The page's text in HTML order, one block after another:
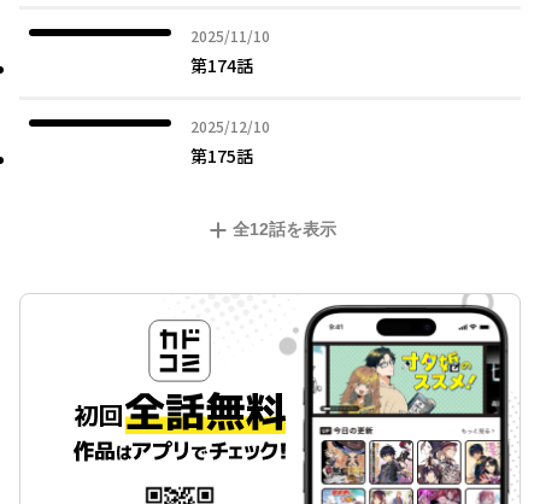
2025/11/10
2025年11月10日
第174話
2025/12/10
2025年12月10日
第175話
全12話を表示